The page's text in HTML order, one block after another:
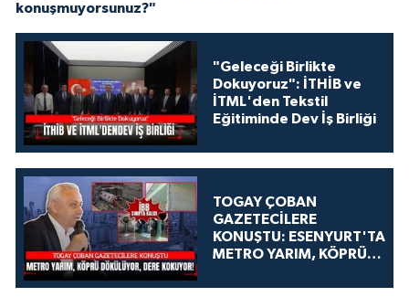
konuşmuyorsunuz?"
"Geleceği Birlikte
Dokuyoruz": İTHİB ve
İTML'den Tekstil
Eğitiminde Dev İş Birliği
TOGAY ÇOBAN
GAZETECİLERE
KONUŞTU: ESENYURT'TA
METRO YARIM, KÖPRÜ
KOKUYOR!